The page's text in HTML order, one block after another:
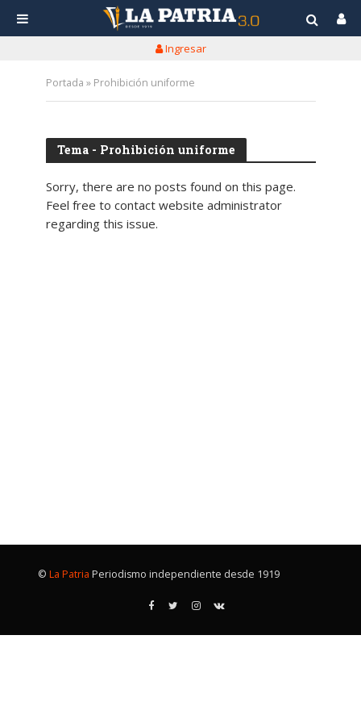
Ingresar
Portada » Prohibición uniforme
Tema - Prohibición uniforme
Sorry, there are no posts found on this page.
Feel free to contact website administrator
regarding this issue.
© La Patria Periodismo independiente desde 1919